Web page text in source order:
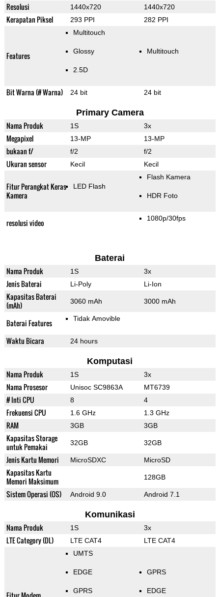
Resolusi 1440x720 1440x720
Kerapatan Piksel 293 PPI 282 PPI
Features
Multitouch
Glossy
2.5D
Multitouch
Bit Warna (# Warna) 24 bit 24 bit
Primary Camera
Nama Produk 1S 3x
Megapixel 13-MP 13-MP
bukaan f/ f/2 f/2
Ukuran sensor Kecil Kecil
Fitur Perangkat Keras
Kamera
LED Flash
Flash Kamera
HDR Foto
resolusi video 1080p/30fps
Baterai
Nama Produk 1S 3x
Jenis Baterai Li-Poly Li-Ion
Kapasitas Baterai
(mAh)
3060 mAh 3000 mAh
Baterai Features Tidak Amovible
Waktu Bicara 24 hours
Komputasi
Nama Produk 1S 3x
Nama Prosesor Unisoc SC9863A MT6739
# Inti CPU 8 4
Frekuensi CPU 1.6 GHz 1.3 GHz
RAM 3GB 3GB
Kapasitas Storage
untuk Pemakai
32GB 32GB
Jenis Kartu Memori MicroSDXC MicroSD
Kapasitas Kartu
Memori Maksimum
128GB
Sistem Operasi (OS) Android 9.0 Android 7.1
Komunikasi
Nama Produk 1S 3x
LTE Category (DL) LTE CAT4 LTE CAT4
UMTS
EDGE
GPRS
GPRS
EDGE